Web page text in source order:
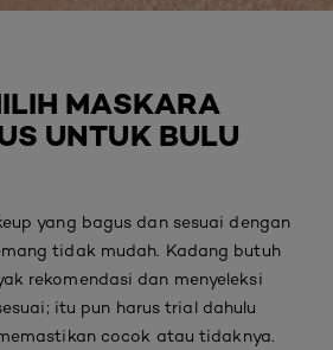
MASKARA
UNTUK BULU
yang bagus dan sesuai dengan
tidak mudah. Kadang butuh
rekomendasi dan menyeleksi
itu pun harus trial dahulu
cocok atau tidaknya.